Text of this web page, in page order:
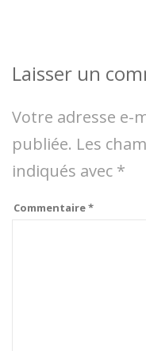
Laisser un
Votre adresse e-
publiée. Les
indiqués avec *
Commentaire*